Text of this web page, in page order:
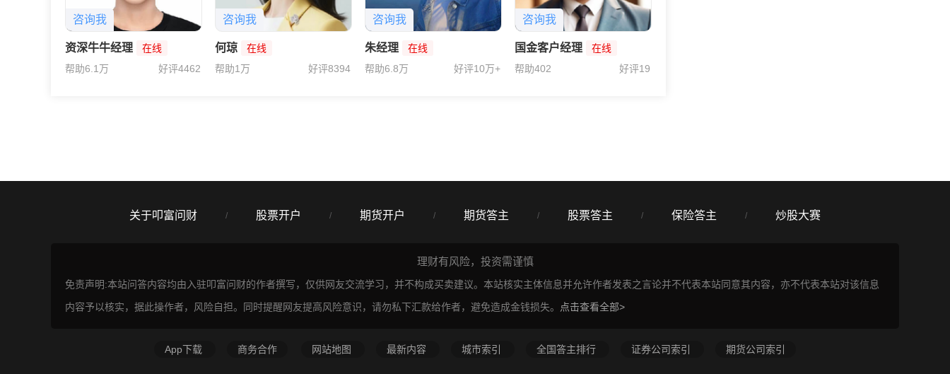
咨询我
资深牛牛经理
在线
帮助6.1万
好评4462
咨询我
何琼
在线
帮助1万
好评8394
咨询我
朱经理
在线
帮助6.8万
好评10万+
咨询我
国金客户经理
在线
帮助402
好评19
关于叩富问财 / 股票开户 / 期货开户 / 期货答主 / 股票答主 / 保险答主 / 炒股大赛
理财有风险，投资需谨慎
免责声明:本站问答内容均由入驻叩富问财的作者撰写，仅供网友交流学习，并不构成买卖建议。本站核实主体信息并允许作者发表之言论并不代表本站同意其内容，亦不代表本站对该信息
内容予以核实，据此操作者，风险自担。同时提醒网友提高风险意识，请勿私下汇款给作者，避免造成金钱损失。
点击查看全部>
App下载 商务合作 网站地图 最新内容 城市索引 全国答主排行 证券公司索引 期货公司索引